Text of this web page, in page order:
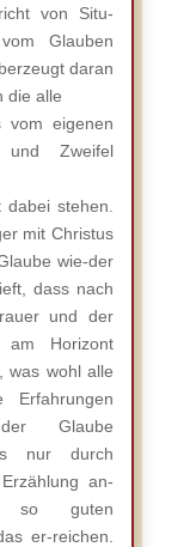
von Situ-
Glauben
daran
die alle
vom eigenen
Zweifel
stehen.
mit Christus
wie-der
dass nach
und der
am Horizont
was wohl alle
Erfahrungen
Glaube
nur durch
an-
so guten
er-reichen.